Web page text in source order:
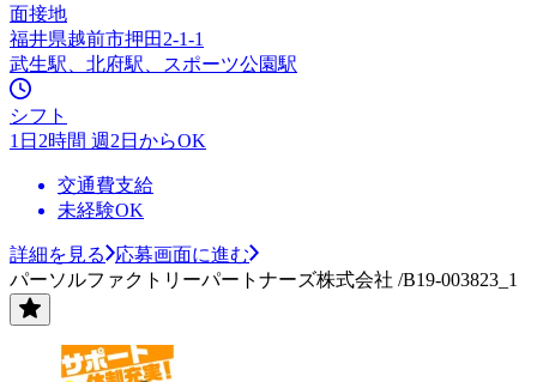
面接地
福井県越前市押田2-1-1
武生駅、北府駅、スポーツ公園駅
シフト
1日2時間 週2日からOK
交通費支給
未経験OK
詳細を見る
応募画面に進む
パーソルファクトリーパートナーズ株式会社 /B19-003823_1